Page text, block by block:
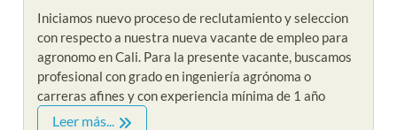
Iniciamos nuevo proceso de reclutamiento y seleccion
con respecto a nuestra nueva vacante de empleo para
agronomo en Cali. Para la presente vacante, buscamos
profesional con grado en ingeniería agrónoma o
carreras afines y con experiencia mínima de 1 año
Leer más...